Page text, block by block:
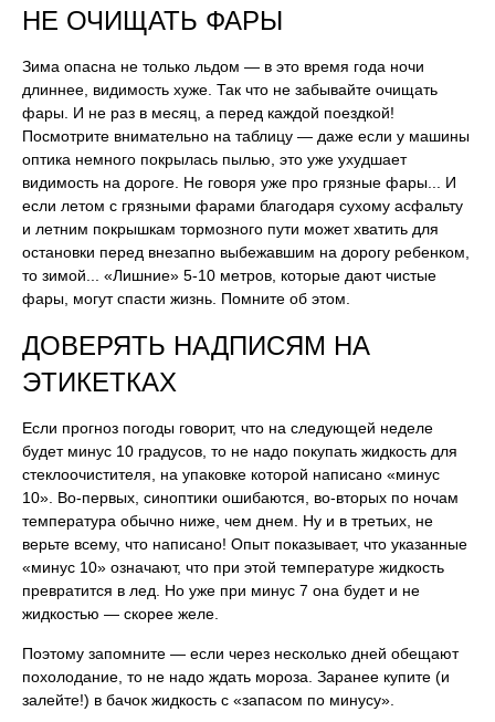
НЕ ОЧИЩАТЬ ФАРЫ
Зима опасна не только льдом — в это время года ночи
длиннее, видимость хуже. Так что не забывайте очищать
фары. И не раз в месяц, а перед каждой поездкой!
Посмотрите внимательно на таблицу — даже если у машины
оптика немного покрылась пылью, это уже ухудшает
видимость на дороге. Не говоря уже про грязные фары... И
если летом с грязными фарами благодаря сухому асфальту
и летним покрышкам тормозного пути может хватить для
остановки перед внезапно выбежавшим на дорогу ребенком,
то зимой... «Лишние» 5-10 метров, которые дают чистые
фары, могут спасти жизнь. Помните об этом.
ДОВЕРЯТЬ НАДПИСЯМ НА
ЭТИКЕТКАХ
Если прогноз погоды говорит, что на следующей неделе
будет минус 10 градусов, то не надо покупать жидкость для
стеклоочистителя, на упаковке которой написано «минус
10». Во-первых, синоптики ошибаются, во-вторых по ночам
температура обычно ниже, чем днем. Ну и в третьих, не
верьте всему, что написано! Опыт показывает, что указанные
«минус 10» означают, что при этой температуре жидкость
превратится в лед. Но уже при минус 7 она будет и не
жидкостью — скорее желе.
Поэтому запомните — если через несколько дней обещают
похолодание, то не надо ждать мороза. Заранее купите (и
залейте!) в бачок жидкость с «запасом по минусу».